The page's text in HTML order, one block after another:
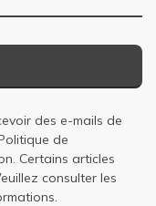
des e-mails de
de
. Certains articles
consulter les